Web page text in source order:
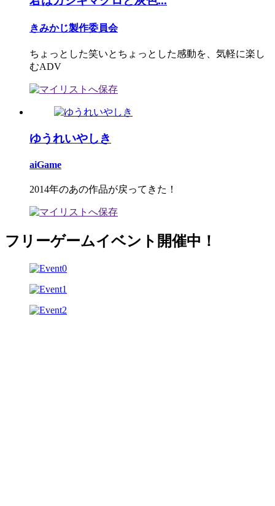
きみかじ製作委員会
ちょっとした笑いとちょっとした感動を、気軽に楽し
むADV
ゆうれいやしき
aiGame
2014年のあの作品が戻ってきた！
フリーゲームイベント開催中！